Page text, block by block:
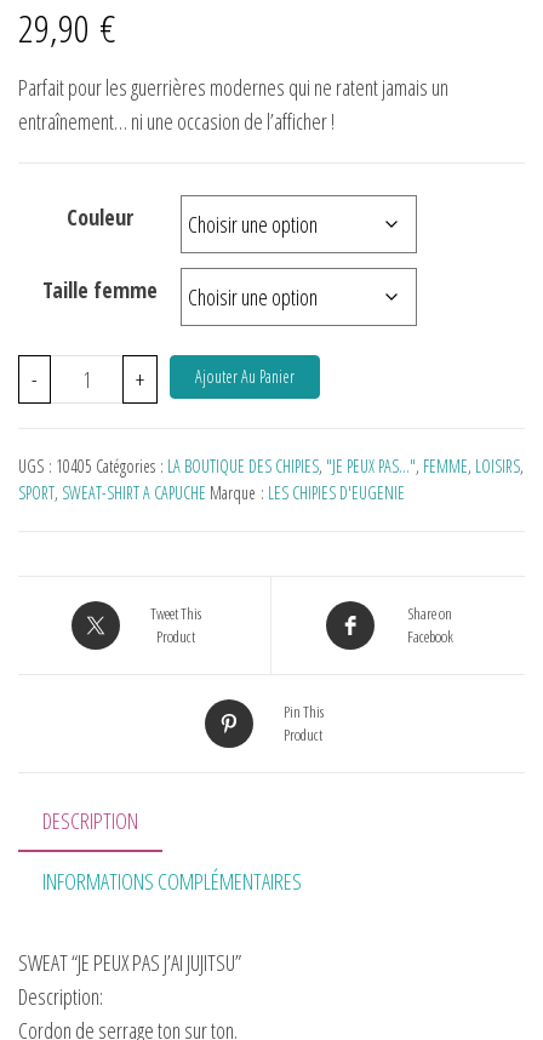
29,90 €
Parfait pour les guerrières modernes qui ne ratent jamais un
entraînement… ni une occasion de l’afficher !
Couleur
Taille femme
- + Ajouter Au Panier
UGS : 10405 Catégories : LA BOUTIQUE DES CHIPIES, "JE PEUX PAS…", FEMME, LOISIRS,
SPORT, SWEAT-SHIRT A CAPUCHE Marque : LES CHIPIES D'EUGENIE
Tweet This
Product
Share on
Facebook
Pin This
Product
DESCRIPTION
INFORMATIONS COMPLÉMENTAIRES
SWEAT “JE PEUX PAS J’AI JUJITSU”
Description:
Cordon de serrage ton sur ton.